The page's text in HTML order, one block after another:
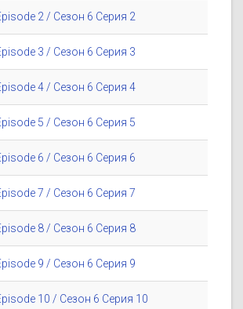
2 / Сезон 6 Серия 2
3 / Сезон 6 Серия 3
4 / Сезон 6 Серия 4
5 / Сезон 6 Серия 5
6 / Сезон 6 Серия 6
7 / Сезон 6 Серия 7
8 / Сезон 6 Серия 8
9 / Сезон 6 Серия 9
10 / Сезон 6 Серия 10